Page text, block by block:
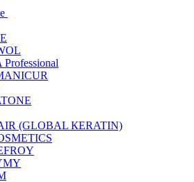
Professional
(GLOBAL КЕRATIN)